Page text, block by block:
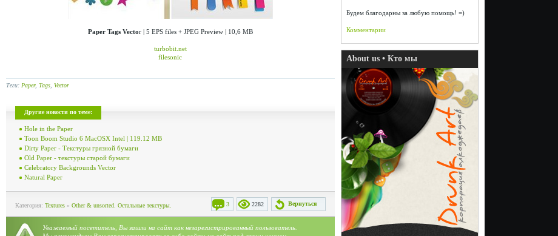
Paper Tags Vector | 5 EPS files + JPEG Preview | 10,6 MB
turbobit.net
filesonic
Теги: Paper, Tags, Vector
Другие новости по теме:
Hole in the Paper
Toon Boom Studio 6 MacOSX Intel | 119.12 MB
Dirty Paper - Текстуры грязной бумаги
Old Paper - текстуры старой бумаги
Celebratory Backgrounds Vector
Natural Paper
Вернуться
2282
3
Категория: Textures» Other & unsorted. Остальные текстуры.
Уважаемый посетитель, Вы зашли на сайт как незарегистрированный пользователь.
Будем благодарны за любую помощь! =)
Комментарии
About us • Кто мы